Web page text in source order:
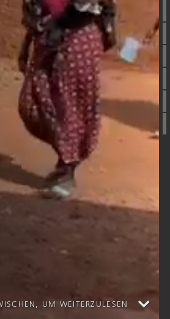
WISCHEN, UM WEITERZULESEN